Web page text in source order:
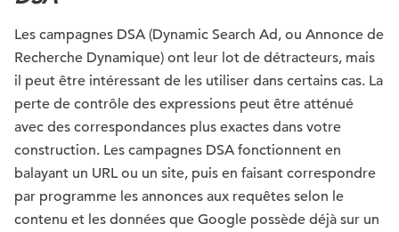
Les campagnes DSA (Dynamic Search Ad, ou Annonce de
Recherche Dynamique) ont leur lot de détracteurs, mais
il peut être intéressant de les utiliser dans certains cas. La
perte de contrôle des expressions peut être atténué
avec des correspondances plus exactes dans votre
construction. Les campagnes DSA fonctionnent en
balayant un URL ou un site, puis en faisant correspondre
par programme les annonces aux requêtes selon le
contenu et les données que Google possède déjà sur un